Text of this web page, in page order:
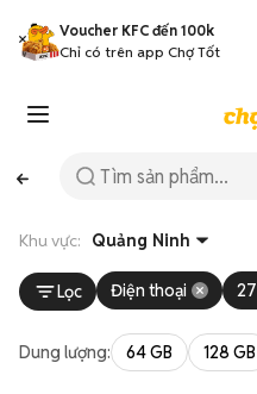
Voucher KFC đến 100k
Chỉ có trên app Chợ Tốt
Khu vực: Quảng Ninh
Lọc Điện thoại 27
Dung lượng: 64 GB 128 GB